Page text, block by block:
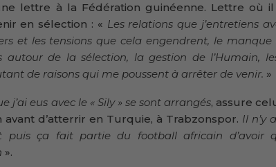
lettre à la Fédération guinéenne. Lettre où il
en sélection : « Les relations que j’entretiens
et les tensions que cela engendrent, le manque
autour de la sélection, la gestion de l’Humain,
de raisons qui me poussent à arrêter de venir. »
j’ai eus avec le « Sily » se sont arrangés, assure
avant d’atterrir en Turquie, à Trabzonspor. Il n’y
puis ça fait partie du football africain d’avoir
».